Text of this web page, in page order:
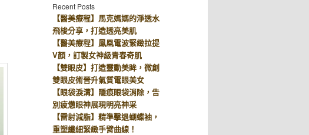
Recent Posts
【醫美療程】馬克媽媽的淨透水
飛梭分享，打造透亮美肌
【醫美療程】鳳凰電波緊緻拉提
V顏，訂製女神級青春奇肌
【雙眼皮】打造靈動美眸，微創
雙眼皮術晉升氣質電眼美女
【眼袋淚溝】隱痕眼袋消除，告
別疲憊眼神展現明亮神采
【雷射減脂】精準擊退蝴蝶袖，
重塑纖細緊緻手臂曲線！